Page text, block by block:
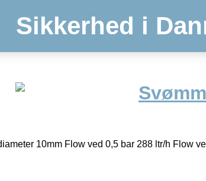
Sikkerhed i
10mm Flow ved 0,5 bar 288 ltr/h Flow